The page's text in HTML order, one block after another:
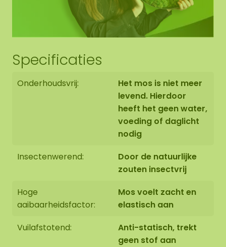
Specificaties
Onderhoudsvrij:
Het mos is niet meer
levend. Hierdoor
heeft het geen water,
voeding of daglicht
nodig
Insectenwerend:
Door de natuurlijke
zouten insectvrij
Hoge
aaibaarheidsfactor:
Mos voelt zacht en
elastisch aan
Vuilafstotend:
Anti-statisch, trekt
geen stof aan